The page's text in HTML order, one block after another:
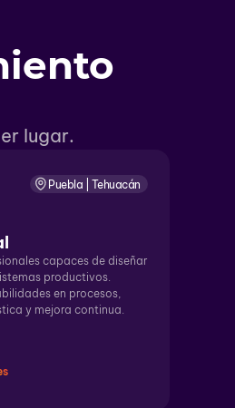
lugar.
Puebla | Tehuacán
capaces de diseñar
productivos.
en procesos,
y mejora continua.